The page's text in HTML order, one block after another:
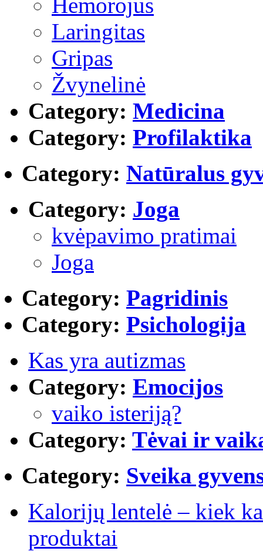
Laringitas
Gripas
Žvynelinė
Category: Medicina
Category: Profilaktika
Category: Natūralus
Category: Joga
kvėpavimo pratimai
Joga
Category: Pagridinis
Category: Psichologija
Kas yra autizmas
Category: Emocijos
vaiko isteriją?
Category: Tėvai ir
Category: Sveika
Kalorijų lentelė – kiek
produktai